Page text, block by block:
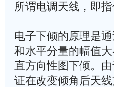
所谓电调天线，即
电子下倾的原理是
和水平分量的幅值
直方向性图下倾。
证在改变倾角后天